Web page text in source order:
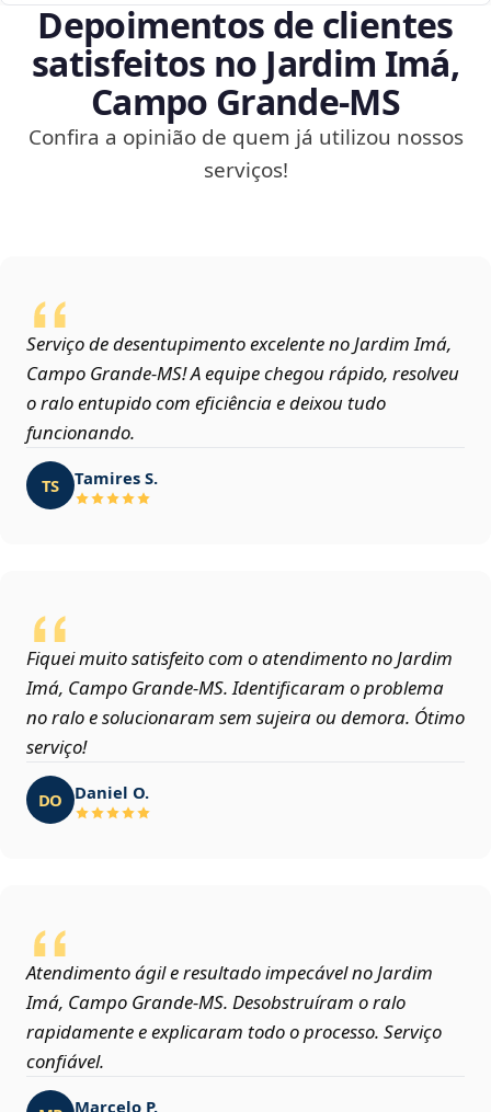
Depoimentos de clientes
satisfeitos no Jardim Imá,
Campo Grande‑MS
Confira a opinião de quem já utilizou nossos
serviços!
Serviço de desentupimento excelente no Jardim Imá,
Campo Grande‑MS! A equipe chegou rápido, resolveu
o ralo entupido com eficiência e deixou tudo
funcionando.
TS Tamires S.
Fiquei muito satisfeito com o atendimento no Jardim
Imá, Campo Grande‑MS. Identificaram o problema
no ralo e solucionaram sem sujeira ou demora. Ótimo
serviço!
DO Daniel O.
Atendimento ágil e resultado impecável no Jardim
Imá, Campo Grande‑MS. Desobstruíram o ralo
rapidamente e explicaram todo o processo. Serviço
confiável.
Marcelo P.